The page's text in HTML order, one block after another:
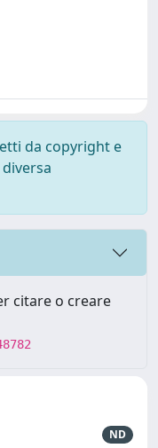
da copyright e
citare o creare
ND